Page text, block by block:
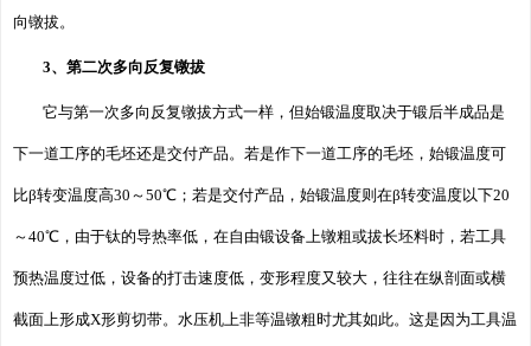
向镦拔。
3、第二次多向反复镦拔
它与第一次多向反复镦拔方式一样，但始锻温度取决于锻后半成品是
下一道工序的毛坯还是交付产品。若是作下一道工序的毛坯，始锻温度可
比β转变温度高30～50℃；若是交付产品，始锻温度则在β转变温度以下20
～40℃，由于钛的导热率低，在自由锻设备上镦粗或拔长坯料时，若工具
预热温度过低，设备的打击速度低，变形程度又较大，往往在纵剖面或横
截面上形成X形剪切带。水压机上非等温镦粗时尤其如此。这是因为工具温